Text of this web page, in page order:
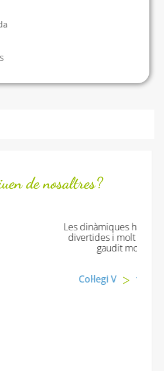
de nosaltres?
han estat originals
i molt profitoses. Han
Virgen de la Salud